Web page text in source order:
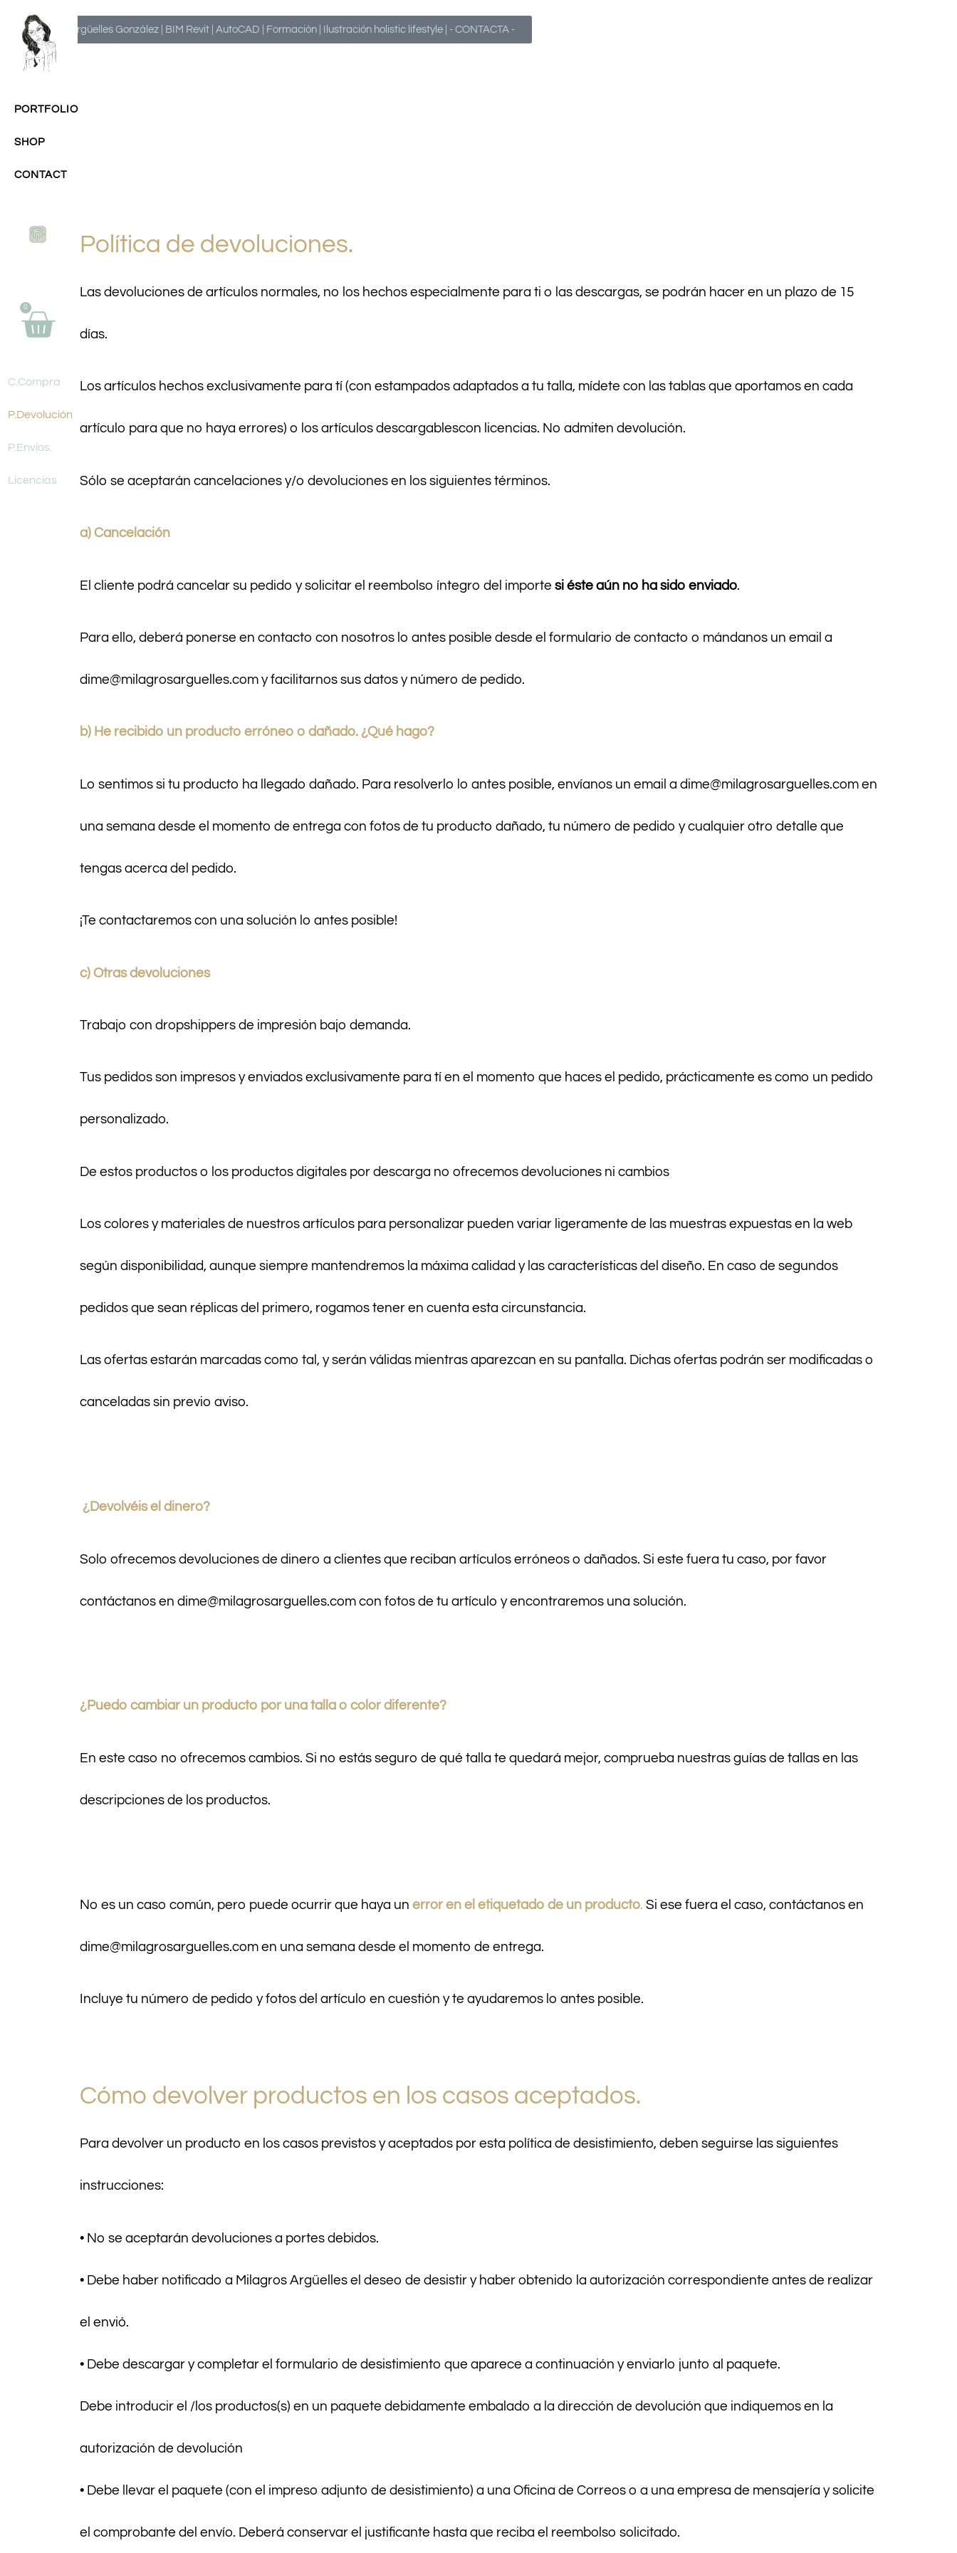
PORTFOLIO
SHOP
CONTACT
0
C.Compra
P.Devolución
P.Envíos.
Licencias
Milagros Argüelles González | BIM Revit | AutoCAD | Formación | Ilustración holistic lifestyle | - CONTACTA -
Política de devoluciones.
Las devoluciones de artículos normales, no los hechos especialmente para ti o las descargas, se podrán hacer en un plazo de 15
días.
Los artículos hechos exclusivamente para tí (con estampados adaptados a tu talla, mídete con las tablas que aportamos en cada
artículo para que no haya errores) o los artículos descargablescon licencias. No admiten devolución.
Sólo se aceptarán cancelaciones y/o devoluciones en los siguientes términos.
a) Cancelación
El cliente podrá cancelar su pedido y solicitar el reembolso íntegro del importe si éste aún no ha sido enviado.
Para ello, deberá ponerse en contacto con nosotros lo antes posible desde el formulario de contacto o mándanos un email a
dime@milagrosarguelles.com y facilitarnos sus datos y número de pedido.
b) He recibido un producto erróneo o dañado. ¿Qué hago?
Lo sentimos si tu producto ha llegado dañado. Para resolverlo lo antes posible, envíanos un email a dime@milagrosarguelles.com en
una semana desde el momento de entrega con fotos de tu producto dañado, tu número de pedido y cualquier otro detalle que
tengas acerca del pedido.
¡Te contactaremos con una solución lo antes posible!
c) Otras devoluciones
Trabajo con dropshippers de impresión bajo demanda.
Tus pedidos son impresos y enviados exclusivamente para tí en el momento que haces el pedido, prácticamente es como un pedido
personalizado.
De estos productos o los productos digitales por descarga no ofrecemos devoluciones ni cambios
Los colores y materiales de nuestros artículos para personalizar pueden variar ligeramente de las muestras expuestas en la web
según disponibilidad, aunque siempre mantendremos la máxima calidad y las características del diseño. En caso de segundos
pedidos que sean réplicas del primero, rogamos tener en cuenta esta circunstancia.
Las ofertas estarán marcadas como tal, y serán válidas mientras aparezcan en su pantalla. Dichas ofertas podrán ser modificadas o
canceladas sin previo aviso.
¿Devolvéis el dinero?
Solo ofrecemos devoluciones de dinero a clientes que reciban artículos erróneos o dañados. Si este fuera tu caso, por favor
contáctanos en dime@milagrosarguelles.com con fotos de tu artículo y encontraremos una solución.
¿Puedo cambiar un producto por una talla o color diferente?
En este caso no ofrecemos cambios. Si no estás seguro de qué talla te quedará mejor, comprueba nuestras guías de tallas en las
descripciones de los productos.
No es un caso común, pero puede ocurrir que haya un error en el etiquetado de un producto. Si ese fuera el caso, contáctanos en
dime@milagrosarguelles.com en una semana desde el momento de entrega.
Incluye tu número de pedido y fotos del artículo en cuestión y te ayudaremos lo antes posible.
Cómo devolver productos en los casos aceptados.
Para devolver un producto en los casos previstos y aceptados por esta política de desistimiento, deben seguirse las siguientes
instrucciones:
• No se aceptarán devoluciones a portes debidos.
• Debe haber notificado a Milagros Argüelles el deseo de desistir y haber obtenido la autorización correspondiente antes de realizar
el envió.
• Debe descargar y completar el formulario de desistimiento que aparece a continuación y enviarlo junto al paquete.
Debe introducir el /los productos(s) en un paquete debidamente embalado a la dirección de devolución que indiquemos en la
autorización de devolución
• Debe llevar el paquete (con el impreso adjunto de desistimiento) a una Oficina de Correos o a una empresa de mensajería y solicite
el comprobante del envío. Deberá conservar el justificante hasta que reciba el reembolso solicitado.